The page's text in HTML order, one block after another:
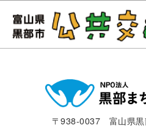
〒938-0037 富山県黒